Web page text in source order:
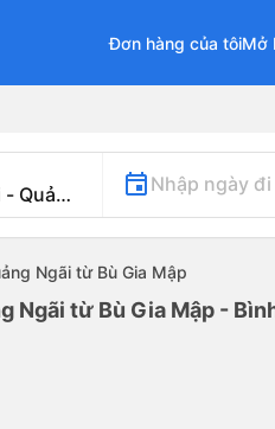
Đơn hàng của tôiMở
Nhập ngày đi
Ngãi từ Bù Gia Mập
Ngãi từ Bù Gia Mập -